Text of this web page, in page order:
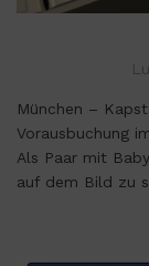
München –
Vorausbuchung
Als Paar mit
auf dem Bild zu